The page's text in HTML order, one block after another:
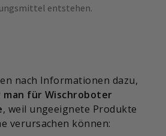
entstehen.
nach Informationen dazu,
man für Wischroboter
, weil ungeeignete Produkte
verursachen können: